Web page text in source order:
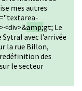
mes autres
amp;gt; Le
avec l’arrivée
la rue Billon,
des
le secteur